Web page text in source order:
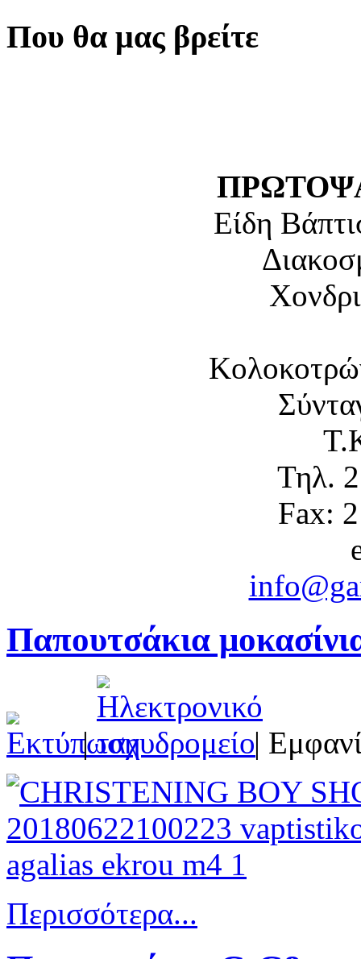
Που θα μας βρείτε
Είδη
Τηλ.
Fax:
Παπουτσάκια
| |
Περισσότερα...